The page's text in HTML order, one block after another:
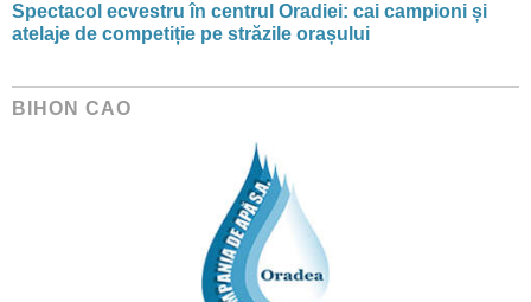
Spectacol ecvestru în centrul Oradiei: cai campioni și
atelaje de competiție pe străzile orașului
BIHON CAO